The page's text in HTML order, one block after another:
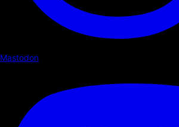
Mastodon